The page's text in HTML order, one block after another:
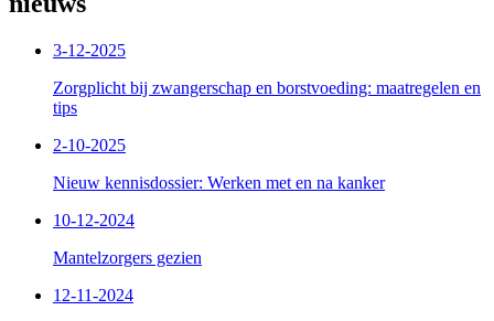
3-12-2025
Zorgplicht bij zwangerschap en borstvoeding: maatregelen en
tips
2-10-2025
Nieuw kennisdossier: Werken met en na kanker
10-12-2024
Mantelzorgers gezien
12-11-2024